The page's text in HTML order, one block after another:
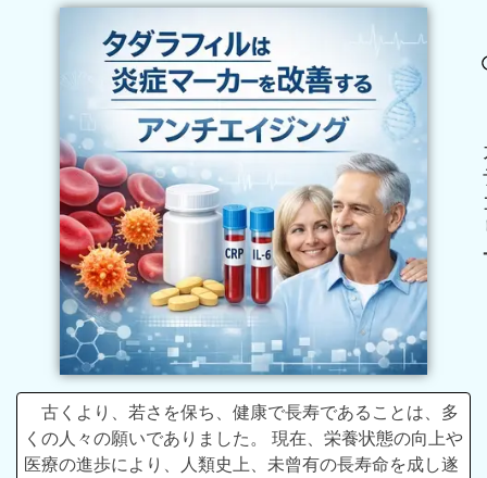
古くより、若さを保ち、健康で長寿であることは、多
くの人々の願いでありました。 現在、栄養状態の向上や
医療の進歩により、人類史上、未曾有の長寿命を成し遂